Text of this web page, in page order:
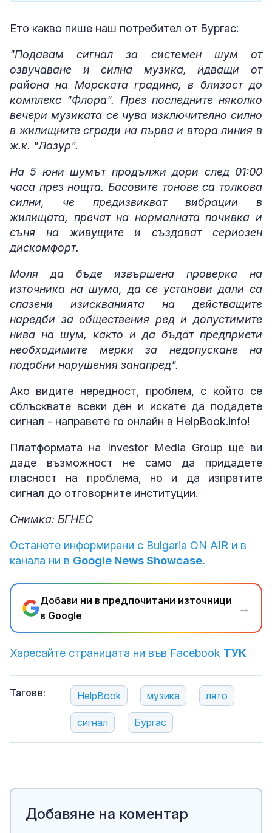
Ето какво пише наш потребител от Бургас:
"Подавам сигнал за системен шум от
озвучаване и силна музика, идващи от
района на Морската градина, в близост до
комплекс "Флора". През последните няколко
вечери музиката се чува изключително силно
в жилищните сгради на първа и втора линия в
ж.к. "Лазур".
На 5 юни шумът продължи дори след 01:00
часа през нощта. Басовите тонове са толкова
силни, че предизвикват вибрации в
жилищата, пречат на нормалната почивка и
съня на живущите и създават сериозен
дискомфорт.
Моля да бъде извършена проверка на
източника на шума, да се установи дали са
спазени изискванията на действащите
наредби за обществения ред и допустимите
нива на шум, както и да бъдат предприети
необходимите мерки за недопускане на
подобни нарушения занапред".
Ако видите нередност, проблем, с който се
сблъсквате всеки ден и искате да подадете
сигнал - направете го онлайн в HelpBook.info!
Платформата на Investor Media Group ще ви
даде възможност не само да придадете
гласност на проблема, но и да изпратите
сигнал до отговорните институции.
Снимка: БГНЕС
Останете информирани с Bulgaria ON AIR и в
канала ни в Google News Showcase.
Добави ни в предпочитани източници
в Google
→
Харесайте страницата ни във Facebook ТУК
Тагове: HelpBook музика лято
сигнал Бургас
Добавяне на коментар